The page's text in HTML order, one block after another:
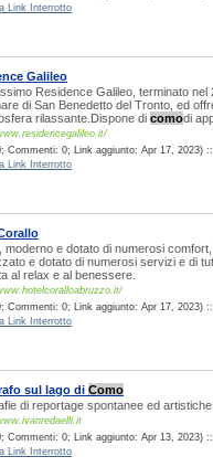
Link Interrotto
Galileo
Residence Galileo, terminato
di San Benedetto del Tronto, ed
rilassante.Dispone di comodi
Commenti: 0; Link aggiunto: Apr 17, 2023) ::
Link Interrotto
moderno e dotato di numerosi
e dotato di numerosi servizi e di
al relax e al benessere.
Commenti: 0; Link aggiunto: Apr 17, 2023) ::
Link Interrotto
sul lago di Como
di reportage spontanee ed
Commenti: 0; Link aggiunto: Apr 13, 2023) ::
Link Interrotto